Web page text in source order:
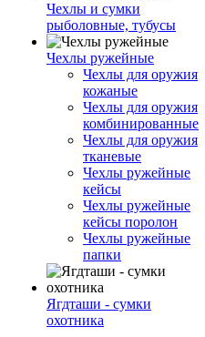
Чехлы и сумки
рыболовные, тубусы
Чехлы ружейные
Чехлы для оружия
кожаные
Чехлы для оружия
комбинированные
Чехлы для оружия
тканевые
Чехлы ружейные
кейсы
Чехлы ружейные
кейсы поролон
Чехлы ружейные
папки
Ягдташи - сумки
охотника